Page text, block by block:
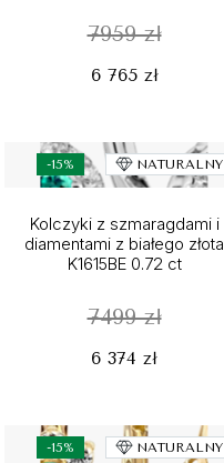
7959 zł
6 765 zł
-15% NATURALNY
Kolczyki z szmaragdami i
diamentami z białego złota
K1615BE 0.72 ct
7499 zł
6 374 zł
-15% NATURALNY